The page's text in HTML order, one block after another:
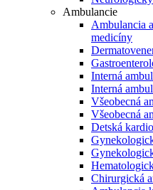
Ambulancie
Ambulancia
medicíny
Interná
Interná
Všeobecná
Všeobecná
Detská
Chirurgická